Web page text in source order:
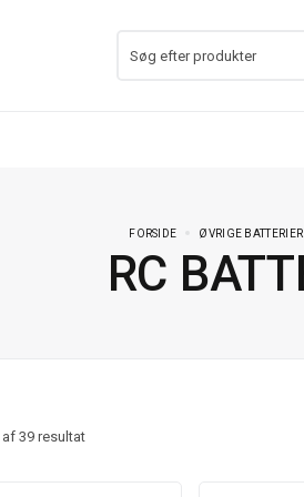
FORSIDE ØVRIGE BATTERIER
RC
af 39 resultat